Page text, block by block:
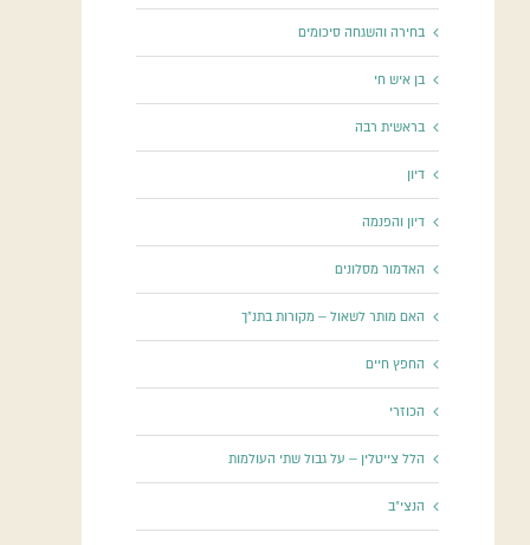
בחירה והשגחה סיכומים
בן איש חי
בראשית רבה
דיון
דיון והפנמה
האדמור מסלונים
האם מותר לשאול – מקורות בתנ"ך
החפץ חיים
הכוזרי
הלל צייטלין – על גבול שתי העולמות
הנצי"ב